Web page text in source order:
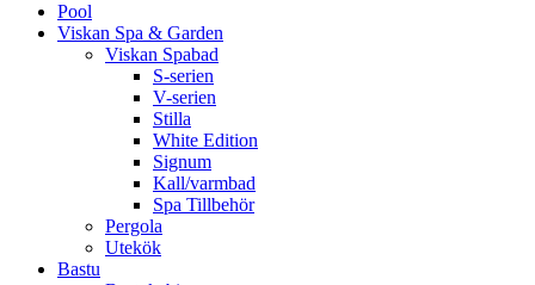
Pool
Viskan Spa & Garden
Viskan Spabad
S-serien
V-serien
Stilla
White Edition
Signum
Kall/varmbad
Spa Tillbehör
Pergola
Utekök
Bastu